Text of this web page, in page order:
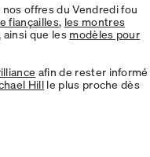
offres du Vendredi fou
fiançailles, les montres
ainsi que les modèles pour
afin de rester informé
Hill le plus proche dès